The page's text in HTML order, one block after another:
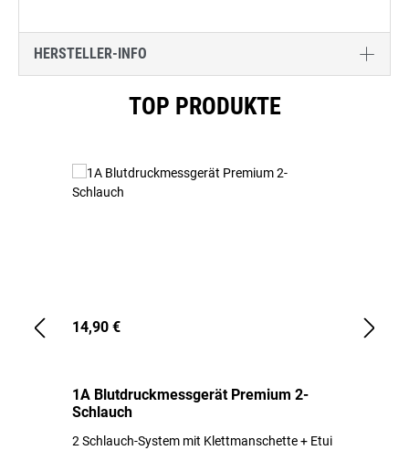
HERSTELLER-INFO
TOP PRODUKTE
14,90 €
1A Blutdruckmessgerät Premium 2-
Schlauch
2 Schlauch-System mit Klettmanschette + Etui